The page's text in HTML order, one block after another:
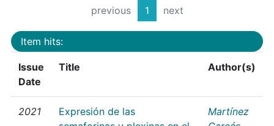
previous 1 next
Item hits:
Issue
Date
Title Author(s)
2021
Expresión de las
Martínez